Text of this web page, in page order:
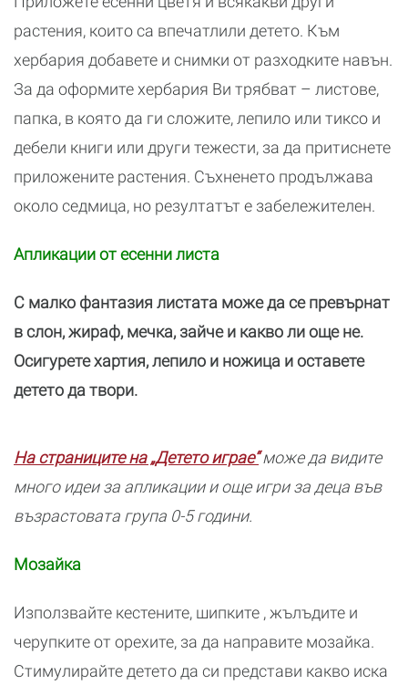
растения, които са впечатлили детето. Към
хербария добавете и снимки от разходките навън.
За да оформите хербария Ви трябват – листове,
папка, в която да ги сложите, лепило или тиксо и
дебели книги или други тежести, за да притиснете
приложените растения. Съхненето продължава
около седмица, но резултатът е забележителен.
Апликации от есенни листа
С малко фантазия листата може да се превърнат
в слон, жираф, мечка, зайче и какво ли още не.
Осигурете хартия, лепило и ножица и оставете
детето да твори.
На страниците на „Детето играе“може да видите
много идеи за апликации и още игри за деца във
възрастовата група 0-5 години.
Мозайка
Използвайте кестените, шипките , жълъдите и
черупките от орехите, за да направите мозайка.
Стимулирайте детето да си представи какво иска